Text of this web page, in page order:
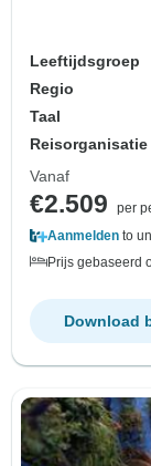
Leeftijdsgroep
Regio
Taal
Reisorganisatie
Vanaf
€2.509
per
Aanmelden to
Prijs gebaseerd
Download